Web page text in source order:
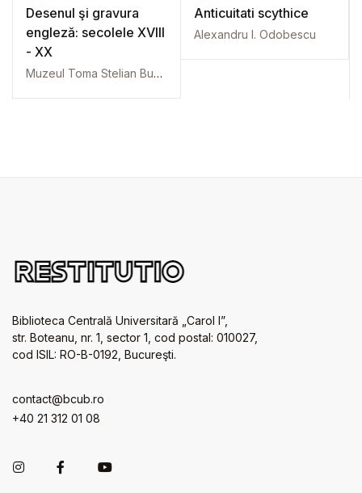
Desenul şi gravura
engleză: secolele XVIII
- XX
Muzeul Toma Stelian Bucureşti
Anticuitati scythice
Alexandru I. Odobescu
Biblioteca Centrală Universitară „Carol I”,
str. Boteanu, nr. 1, sector 1, cod postal: 010027,
cod ISIL: RO-B-0192, Bucureşti.
contact@bcub.ro
+40 21 312 01 08